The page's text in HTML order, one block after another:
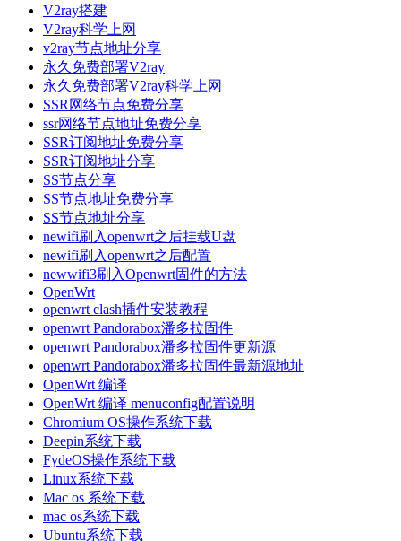
V2ray搭建
V2ray科学上网
v2ray节点地址分享
永久免费部署V2ray
永久免费部署V2ray科学上网
SSR网络节点免费分享
ssr网络节点地址免费分享
SSR订阅地址免费分享
SSR订阅地址分享
SS节点分享
SS节点地址免费分享
SS节点地址分享
newifi刷入openwrt之后挂载U盘
newifi刷入openwrt之后配置
newwifi3刷入Openwrt固件的方法
OpenWrt
openwrt clash插件安装教程
openwrt Pandorabox潘多拉固件
openwrt Pandorabox潘多拉固件更新源
openwrt Pandorabox潘多拉固件最新源地址
OpenWrt 编译
OpenWrt 编译 menuconfig配置说明
Chromium OS操作系统下载
Deepin系统下载
FydeOS操作系统下载
Linux系统下载
Mac os 系统下载
mac os系统下载
Ubuntu系统下载